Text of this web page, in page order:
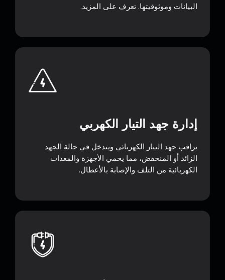
البيانات وموثوقيتها. تعرف على المزيد.
إدارة جهد التيار الكهربي
يراقب جهد التيار الكهربائي ويتدخل في حالة الجهد
الزائد أو المنخفض، مما يحمي الأجهزة والمعدات
الكهربائية من التلف والإصابة بالأعطال.